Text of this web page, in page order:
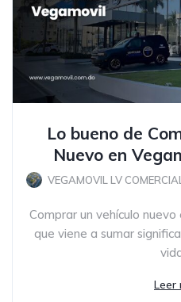
Lo bueno de
Nuevo en
VEGAMOVIL LV
Comprar un vehículo
que viene a sumar
Leer